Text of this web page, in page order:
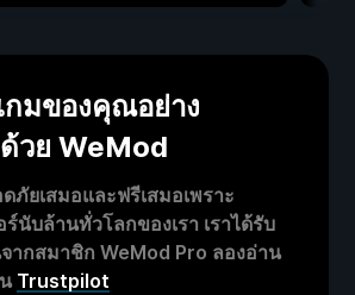
กมของคุณอย่าง
วย WeMod
ภัยเสมอและฟรีเสมอเพราะ
นับล้านทั่วโลกของเรา เราได้รับ
ากสมาชิก WeMod Pro ลองอ่าน
Trustpilot